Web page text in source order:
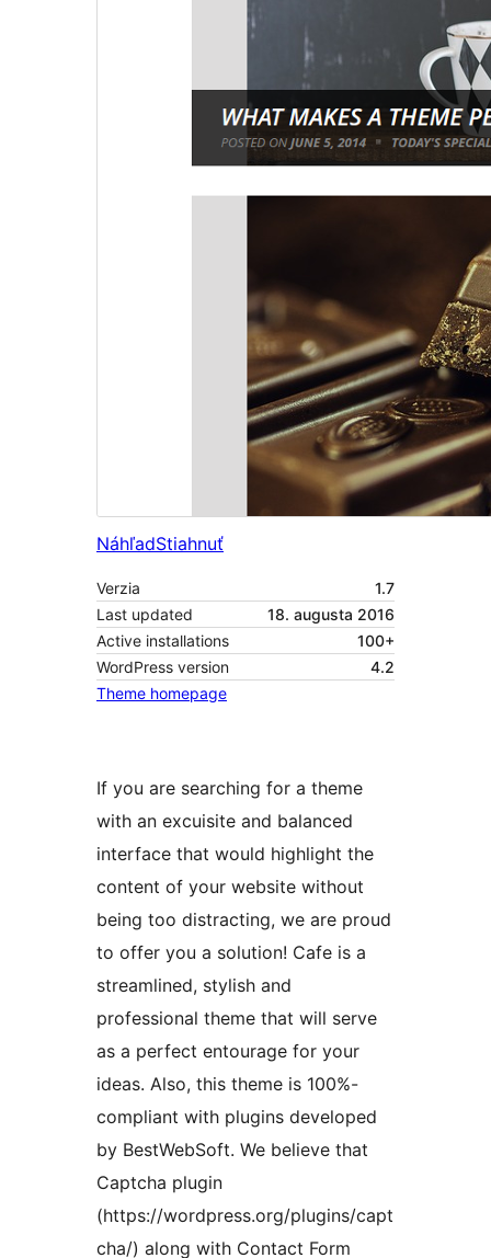
NáhľadStiahnuť
Verzia
1.7
Last updated
18. augusta 2016
Active installations
100+
WordPress version
4.2
Theme homepage
If you are searching for a theme
with an excuisite and balanced
interface that would highlight the
content of your website without
being too distracting, we are proud
to offer you a solution! Cafe is a
streamlined, stylish and
professional theme that will serve
as a perfect entourage for your
ideas. Also, this theme is 100%-
compliant with plugins developed
by BestWebSoft. We believe that
Captcha plugin
(https://wordpress.org/plugins/capt
cha/) along with Contact Form